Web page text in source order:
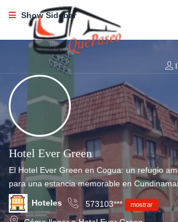
Show Sidebar
Hotel Ever Green
El Hotel Ever Green en Cogua: un refugio
para una estancia memorable en
Hoteles 573103*** mostrar